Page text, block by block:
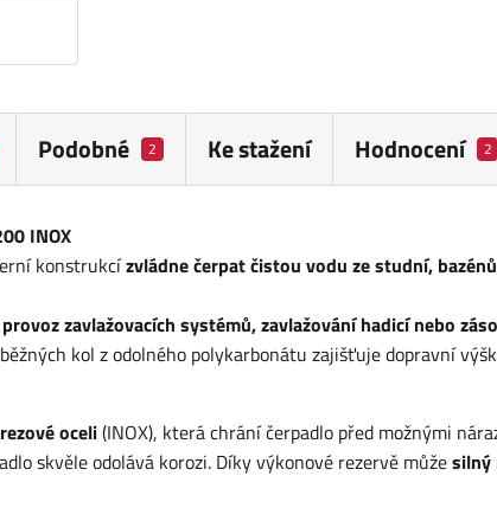
Podobné 2 Ke stažení Hodnocení 2
INOX
konstrukcízvládne čerpat čistou vodu ze studní,
zavlažovacích systémů, zavlažování hadicí nebo
kol z odolného polykarbonátu zajišťuje dopravní
oceli(INOX), která chrání čerpadlo před možnými
skvěle odolává korozi. Díky výkonové rezervě můžesilný